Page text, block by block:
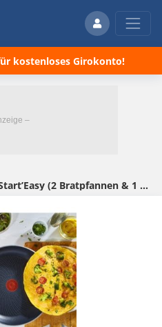
kostenloses Girokonto!
& 1 Wok) für 65,90€ (statt 90€)